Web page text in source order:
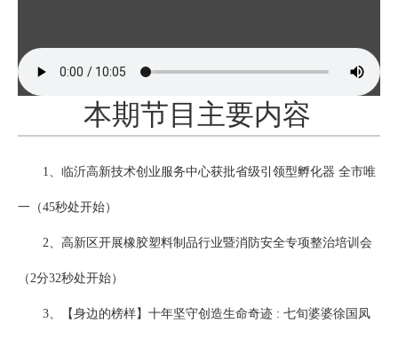
本期节目主要内容
1、临沂高新技术创业服务中心获批省级引领型孵化器 全市唯
一（45秒处开始）
2、高新区开展橡胶塑料制品行业暨消防安全专项整治培训会
（2分32秒处开始）
3、【身边的榜样】十年坚守创造生命奇迹 : 七旬婆婆徐国凤